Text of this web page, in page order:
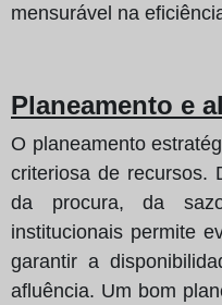
mensurável na
Planeamento e
O planeamento
criteriosa de recursos.
da procura, da
institucionais permite
garantir a
afluência. Um bom